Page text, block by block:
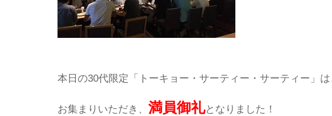
本日の30代限定「トーキョー・サーティー・サーティー」
お集まりいただき、 満員御礼となりました！